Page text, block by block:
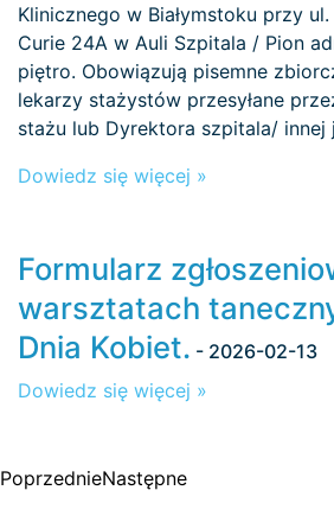
Klinicznego w Białymstoku przy
Curie 24A w Auli Szpitala / Pion
piętro. Obowiązują pisemne
lekarzy stażystów przesyłane
stażu lub Dyrektora szpitala/
Dowiedz się więcej »
Formularz
warsztatach
Dnia Kobiet. - 2026-02-13
Dowiedz się więcej »
PoprzednieNastępne